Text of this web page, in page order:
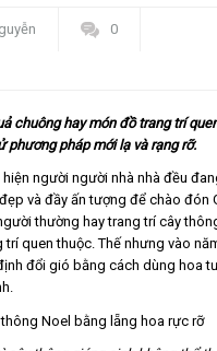
0
chuông hay món đồ trang trí
phương pháp mới lạ và rạng rỡ.
người người nhà nhà đều
và đầy ấn tượng để chào đón
thường hay trang trí cây
quen thuộc. Thế nhưng vào
đổi gió bằng cách dùng hoa